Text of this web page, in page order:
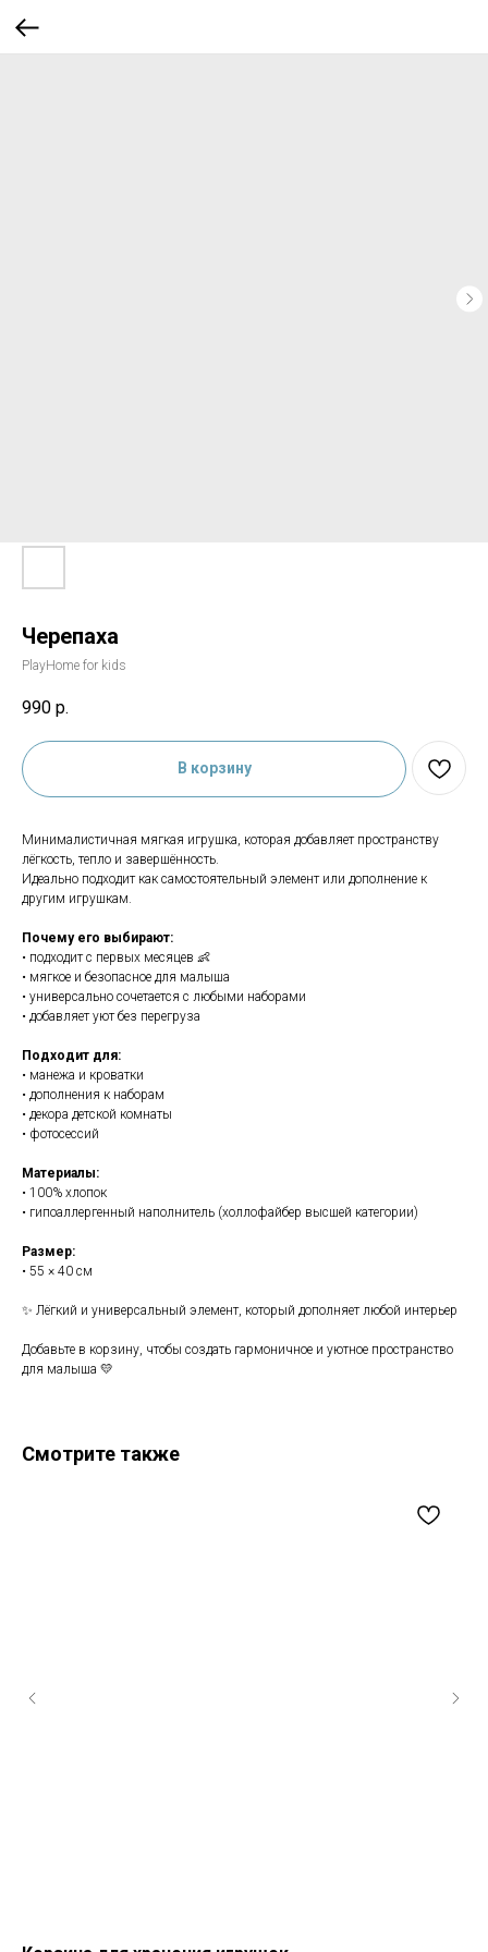
Черепаха
PlayHome for kids
990 р.
В корзину
Минималистичная мягкая игрушка, которая добавляет пространству
лёгкость, тепло и завершённость.
Идеально подходит как самостоятельный элемент или дополнение к
другим игрушкам.
Почему его выбирают:
• подходит с первых месяцев 👶
• мягкое и безопасное для малыша
• универсально сочетается с любыми наборами
• добавляет уют без перегруза
Подходит для:
• манежа и кроватки
• дополнения к наборам
• декора детской комнаты
• фотосессий
Материалы:
• 100% хлопок
• гипоаллергенный наполнитель (холлофайбер высшей категории)
Размер:
• 55 × 40 см
✨ Лёгкий и универсальный элемент, который дополняет любой интерьер
Добавьте в корзину, чтобы создать гармоничное и уютное пространство
для малыша 💛
Смотрите также